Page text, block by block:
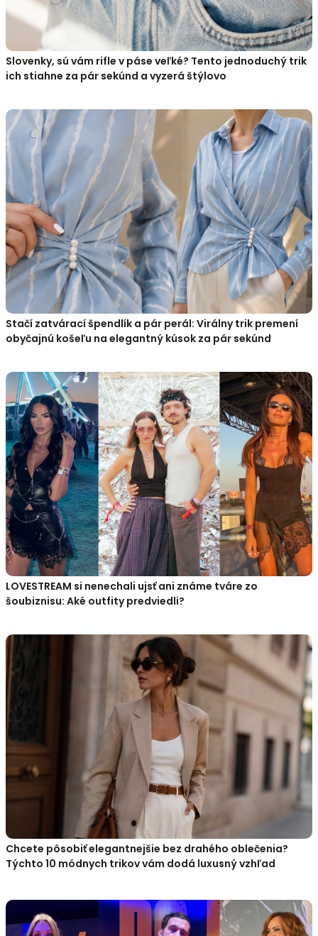
Slovenky, sú vám rifle v páse veľké? Tento jednoduchý trik
ich stiahne za pár sekúnd a vyzerá štýlovo
Stačí zatvárací špendlík a pár perál: Virálny trik premení
obyčajnú košeľu na elegantný kúsok za pár sekúnd
LOVESTREAM si nenechali ujsť ani známe tváre zo
šoubiznisu: Aké outfity predviedli?
Chcete pôsobiť elegantnejšie bez drahého oblečenia?
Týchto 10 módnych trikov vám dodá luxusný vzhľad